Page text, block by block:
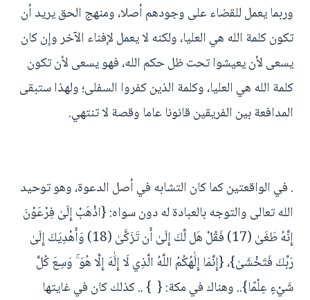
وربما يعمل للقضاء على وجودهم أصلا، ومنهج الحق يريد أن
تكون كلمة الله هي العليا، ولكنه لا يعمل لإفناء الآخر وإن كان
يسعى لأن يعيشوا تحت ظل حكم الله، فهو يسعى لأن تكون
كلمة الله هي العليا، وكلمة الذين كفروا السفلى؛ ولهذا ستبقى
المدافعة بين الفريقين قانونا عاما وقصة لا تنتهي.
. في الواقعتين كما كان التشابه في أصل الدعوة، وهو توحيد
الله تعالى والتوجه بالعبادة له دون سواه: {اذْهَبْ إِلَىٰ فِرْعَوْنَ
إِنَّهُ طَغَىٰ (17) فَقُلْ هَل لَّكَ إِلَىٰ أَن تَزَكَّىٰ (18) وَأَهْدِيَكَ إِلَىٰ
رَبِّكَ فَتَخْشَىٰ}، {إِنَّمَا إِلَٰهُكُمُ اللَّهُ الَّذِي لَا إِلَٰهَ إِلَّا هُوَ ۚ وَسِعَ كُلَّ
شَيْءٍ عِلْمًا}.. وهناك في مكة: { } .. كذلك كان في غايتها